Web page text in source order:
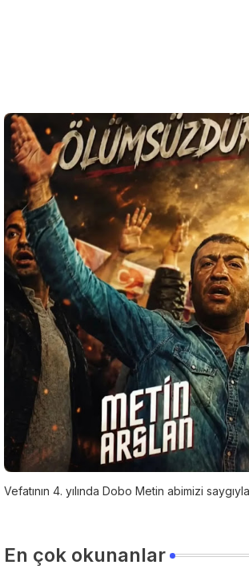
Vefatının 4. yılında Dobo Metin abimizi
En çok okunanlar